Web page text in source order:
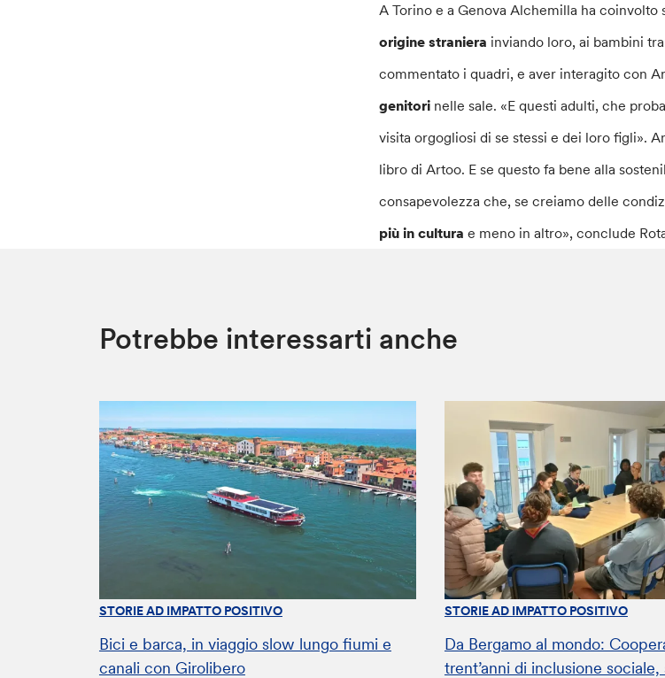
A Torino e a Genova Alchemilla ha
origine straniera inviando loro, ai bambini
commentato i quadri, e aver interagito con
genitori nelle sale. «E questi adulti, che
visita orgogliosi di se stessi e dei loro figli».
libro di Artoo. E se questo fa bene alla
consapevolezza che, se creiamo delle
più in cultura e meno in altro», conclude
Potrebbe interessarti anche
STORIE AD IMPATTO POSITIVO
Bici e barca, in viaggio slow lungo fiumi e
canali con Girolibero
STORIE AD IMPATTO POSITIVO
Da Bergamo al mondo:
trent’anni di inclusione